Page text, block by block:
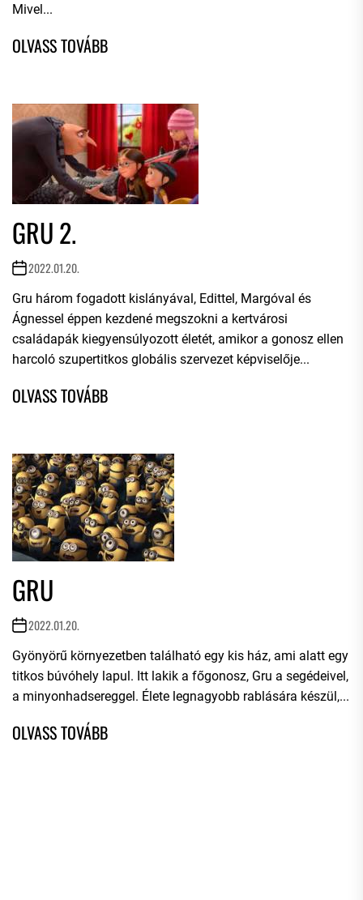
Mivel...
GRU 2.
2022.01.20.
Gru három fogadott kislányával, Edittel, Margóval és
Ágnessel éppen kezdené megszokni a kertvárosi
családapák kiegyensúlyozott életét, amikor a gonosz ellen
harcoló szupertitkos globális szervezet képviselője...
GRU
2022.01.20.
Gyönyörű környezetben található egy kis ház, ami alatt egy
titkos búvóhely lapul. Itt lakik a főgonosz, Gru a segédeivel,
a minyonhadsereggel. Élete legnagyobb rablására készül,...